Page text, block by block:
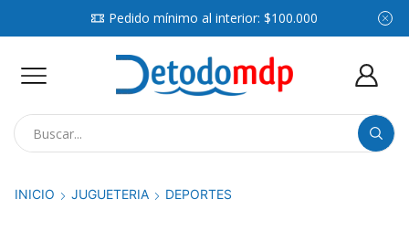
Pedido mínimo al interior: $100.000
INICIO JUGUETERIA DEPORTES